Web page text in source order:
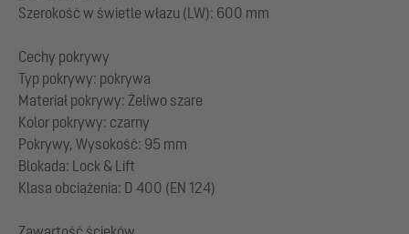
Szerokość w świetle włazu (LW): 600 mm
Cechy pokrywy
Typ pokrywy: pokrywa
Materiał pokrywy: Żeliwo szare
Kolor pokrywy: czarny
Pokrywy, Wysokość: 95 mm
Blokada: Lock & Lift
Klasa obciążenia: D 400 (EN 124)